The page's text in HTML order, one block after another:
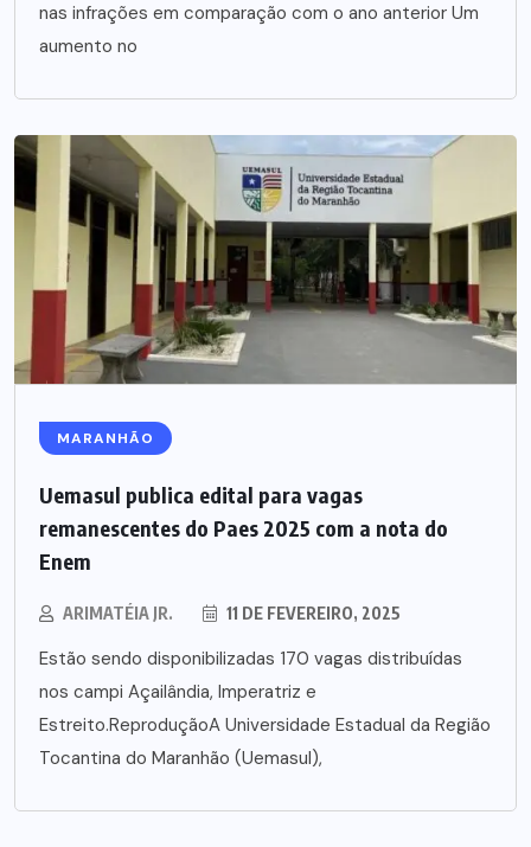
nas infrações em comparação com o ano anterior Um
aumento no
MARANHÃO
Uemasul publica edital para vagas
remanescentes do Paes 2025 com a nota do
Enem
ARIMATÉIA JR. 11 DE FEVEREIRO, 2025
Estão sendo disponibilizadas 170 vagas distribuídas
nos campi Açailândia, Imperatriz e
Estreito.ReproduçãoA Universidade Estadual da Região
Tocantina do Maranhão (Uemasul),